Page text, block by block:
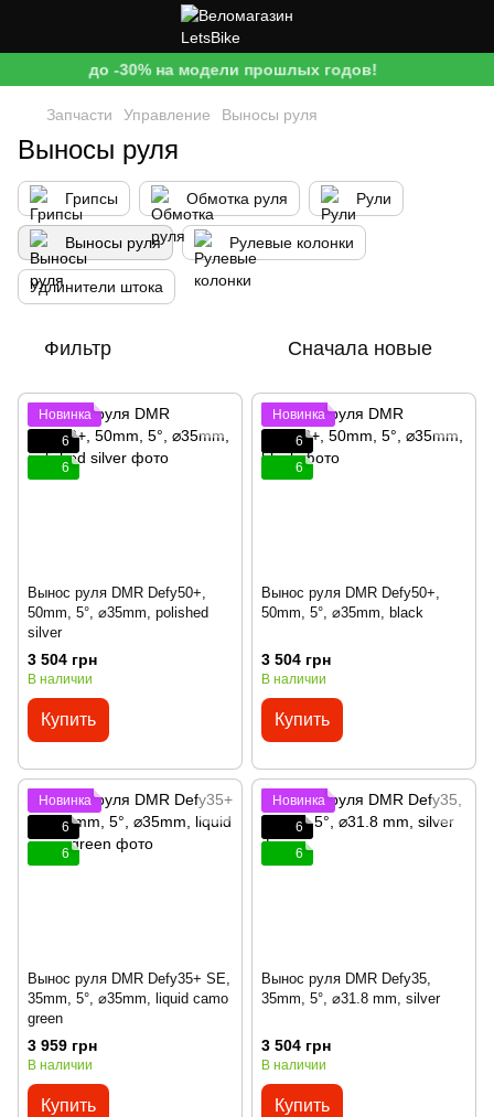
до -30% на модели прошлых годов!
Запчасти Управление Выносы руля
Выносы руля
Грипсы Обмотка руля Рули
Выносы руля Рулевые колонки
Удлинители штока
Фильтр Сначала новые
Новинка
6
6
Вынос руля DMR Defy50+,
50mm, 5°, ⌀35mm, polished
silver
3 504 грн
В наличии
Купить
Новинка
6
6
Вынос руля DMR Defy50+,
50mm, 5°, ⌀35mm, black
3 504 грн
В наличии
Купить
Новинка
6
6
Вынос руля DMR Defy35+ SE,
35mm, 5°, ⌀35mm, liquid camo
green
3 959 грн
В наличии
Купить
Новинка
6
6
Вынос руля DMR Defy35,
35mm, 5°, ⌀31.8 mm, silver
3 504 грн
В наличии
Купить